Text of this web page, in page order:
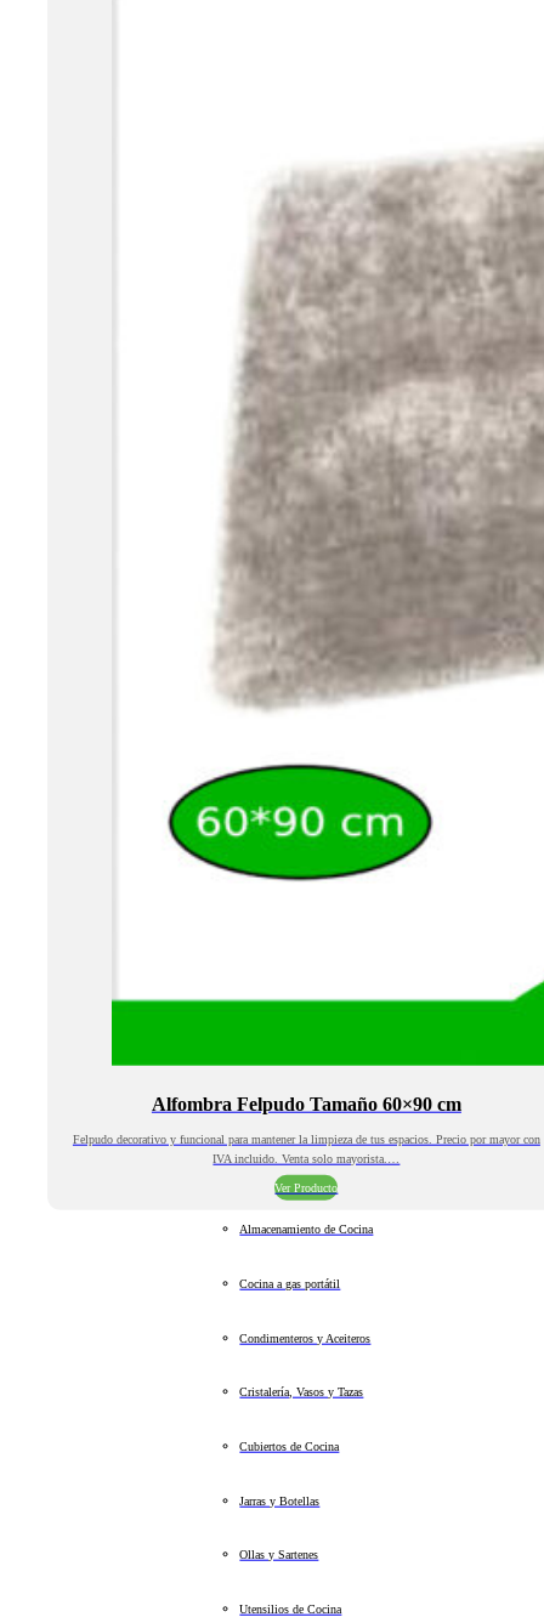
Alfombra Felpudo Tamaño 60×90 cm
Felpudo decorativo y funcional para mantener la limpieza de tus espacios. Precio por mayor con
IVA incluido. Venta solo mayorista.…
Ver Producto
Almacenamiento de Cocina
Cocina a gas portátil
Condimenteros y Aceiteros
Cristalería, Vasos y Tazas
Cubiertos de Cocina
Jarras y Botellas
Ollas y Sartenes
Utensilios de Cocina